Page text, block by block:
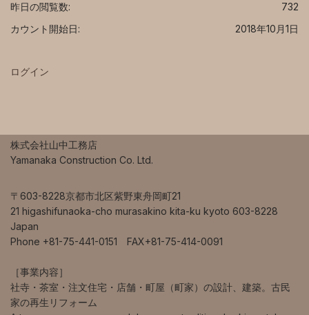
732
昨日の閲覧数:
2018年10月1日
カウント開始日:
ログイン
株式会社山中工務店
Yamanaka Construction Co. Ltd.
〒603-8228京都市北区紫野東舟岡町21
21 higashifunaoka-cho murasakino kita-ku kyoto 603-8228
Japan
Phone +81-75-441-0151 FAX+81-75-414-0091
［事業内容］
社寺・茶室・注文住宅・店舗・町屋（町家）の設計、建築。古民
家の再生リフォーム